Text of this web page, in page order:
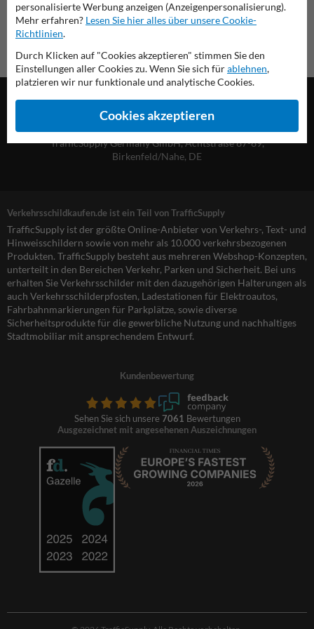
TrafficSupply Germany GmbH,Achtstraße 67-69,
Birkenfeld/Nahe, DE
Verkehrsschildkaufen.de ist ein Teil von TrafficSupply
TrafficSupply ist der größte Online-Anbieter von Verkehrs-, Text- und
Hinweisschildern sowie von mehr als 10.000 verkehrsbezogenen
Produkten. TrafficSupply besteht aus mehreren Webshop-Konzepten,
unterteilt in den Bereichen Verkehr, Parken und Sicherheit. Bei uns
erhalten Sie Verkehrsschilder mit den dazugehörigen Halterungen als
auch Verkehrsschilderpfosten, Ladestationen für Elektroautos,
Fahrbahnmarkierungen für Parkplätze, sowie diverse
Sicherheitsprodukte für die gewerbliche Nutzung und nachhaltiges
Stadtmobiliar mit ansprechendem Entwurf.
Kundenbewertung
Sehen Sie sich unsere 7061 Bewertungen
Ausgezeichnet mit angesehenen Auszeichnungen
personalisierte Werbung anzeigen (Anzeigenpersonalisierung).
Mehr erfahren? Lesen Sie hier alles über unsere Cookie-
Richtlinien.
Durch Klicken auf "Cookies akzeptieren" stimmen Sie den
Einstellungen aller Cookies zu. Wenn Sie sich fürablehnen,
platzieren wir nur funktionale und analytische Cookies.
Cookies akzeptieren